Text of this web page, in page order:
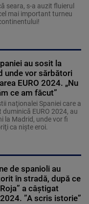
seara, s-a auzit fluierul
mai important turneu
au sosit la
unde vor sărbători
EURO 2024. „Nu
ce am făcut”
naţionalei Spaniei care a
EURO 2024, au
la Madrid, unde vor fi
ca nişte eroi.
de spanioli au
în stradă, după ce
a câștigat
2024. ”A scris istorie”